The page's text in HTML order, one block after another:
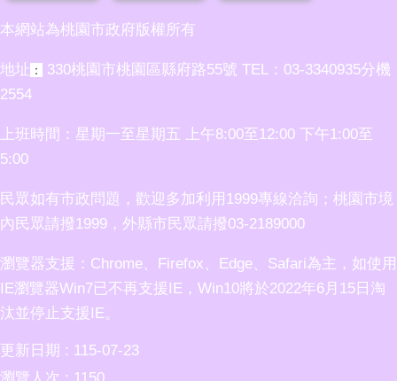
本網站為桃園市政府版權所有
地址 ：
330桃園市桃園區縣府路55號 TEL：03-3340935分機
2554
上班時間：星期一至星期五 上午8:00至12:00 下午1:00至
5:00
民眾如有市政問題，歡迎多加利用1999專線洽詢；桃園市境
內民眾請撥1999，外縣市民眾請撥03-2189000
瀏覽器支援：Chrome、Firefox、Edge、Safari為主，如使用
IE瀏覽器Win7已不再支援IE，Win10將於2022年6月15日淘
汰並停止支援IE。
更新日期
115-07-23